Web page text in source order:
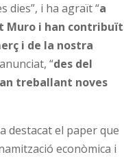
dies”, i ha agraït “a
Muro i han contribuït
i de la nostra
“des del
treballant noves
destacat el paper que
econòmica i